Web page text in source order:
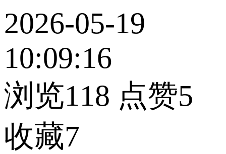
2026-05-19
10:09:16
浏览118 点赞5
收藏7